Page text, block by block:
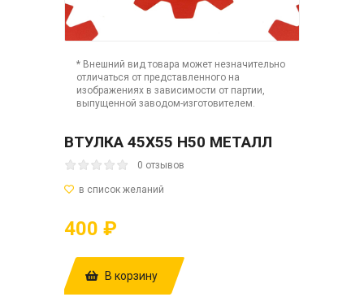
* Внешний вид товара может незначительно
отличаться от представленного на
изображениях в зависимости от партии,
выпущенной заводом-изготовителем.
ВТУЛКА 45Х55 Н50 МЕТАЛЛ
0 отзывов
400 ₽
В корзину